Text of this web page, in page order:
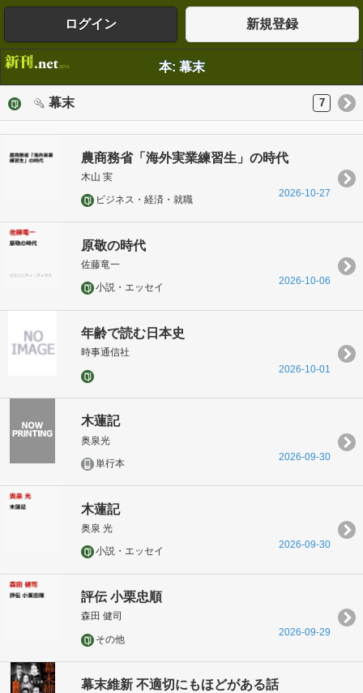
ログイン 新規登録
本: 幕末
幕末 7
農商務省「海外実業練習生」の時代
木山 実
ビジネス・経済・就職
2026-10-27
原敬の時代
佐藤竜一
小説・エッセイ
2026-10-06
年齢で読む日本史
時事通信社
2026-10-01
木蓮記
奥泉光
単行本
2026-09-30
木蓮記
奥泉 光
小説・エッセイ
2026-09-30
評伝 小栗忠順
森田 健司
その他
2026-09-29
幕末維新 不適切にもほどがある話